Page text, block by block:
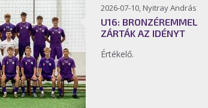
2026-07-10, Nyitray András
U16: BRONZÉREMMEL
ZÁRTÁK AZ IDÉNYT
Értékelő.